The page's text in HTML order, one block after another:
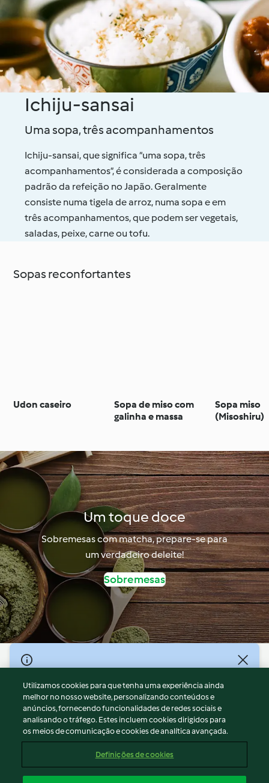
Ichiju-sansai
Uma sopa, três acompanhamentos
Ichiju-sansai, que significa “uma sopa, três
acompanhamentos”, é considerada a composição
padrão da refeição no Japão. Geralmente
consiste numa tigela de arroz, numa sopa e em
três acompanhamentos, que podem ser vegetais,
saladas, peixe, carne ou tofu.
Sopas reconfortantes
Udon caseiro
Sopa de miso com
galinha e massa
Sopa miso
(Misoshiru)
Um toque doce
Sobremesas com matcha, prepare-se para
um verdadeiro deleite!
Sobremesas
© Copyright 2026
Termos de Utilização
Aviso sobre Proteção de Dados
Aviso
Apoio legal
Conteúdo do relatório
Utilizamos cookies para que tenha uma experiência ainda
melhor no nosso website, personalizando conteúdos e
anúncios, fornecendo funcionalidades de redes sociais e
analisando o tráfego. Estes incluem cookies dirigidos para
os meios de comunicação e cookies de analítica avançada.
Definições de cookies